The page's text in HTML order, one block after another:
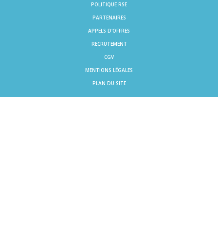
POLITIQUE RSE
PARTENAIRES
APPELS D'OFFRES
RECRUTEMENT
CGV
MENTIONS LÉGALES
PLAN DU SITE